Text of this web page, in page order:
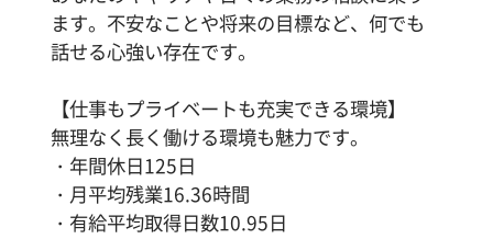
ます。不安なことや将来の目標など、何でも
話せる心強い存在です。
【仕事もプライベートも充実できる環境】
無理なく長く働ける環境も魅力です。
・年間休日125日
・月平均残業16.36時間
・有給平均取得日数10.95日